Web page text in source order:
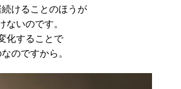
けることのほうが
ないのです。
化することで
のですから。